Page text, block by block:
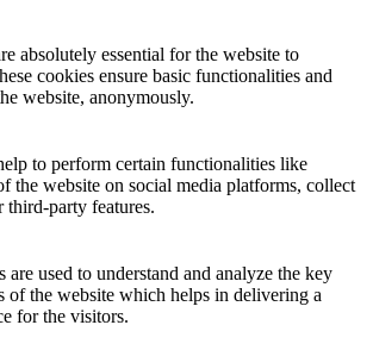
absolutely essential for the website to
cookies ensure basic functionalities and
website, anonymously.
to perform certain functionalities like
the website on social media platforms, collect
third-party features.
are used to understand and analyze the key
of the website which helps in delivering a
for the visitors.